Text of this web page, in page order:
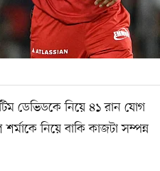
ডেভিডকে নিয়ে ৪১ রান যোগ
নিয়ে বাকি কাজটা সম্পন্ন